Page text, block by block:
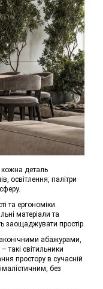
кожна деталь
освітлення, палітри
та ергономіки.
матеріали та
заощаджувати простір.
абажурами,
такі світильники
простору в сучасній
без